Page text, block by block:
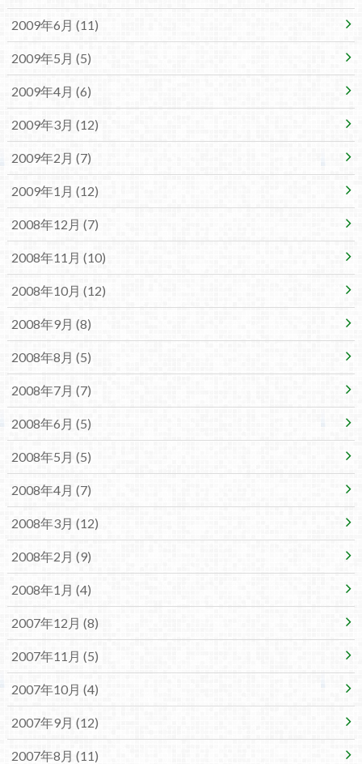
2009年6月 (11)
2009年5月 (5)
2009年4月 (6)
2009年3月 (12)
2009年2月 (7)
2009年1月 (12)
2008年12月 (7)
2008年11月 (10)
2008年10月 (12)
2008年9月 (8)
2008年8月 (5)
2008年7月 (7)
2008年6月 (5)
2008年5月 (5)
2008年4月 (7)
2008年3月 (12)
2008年2月 (9)
2008年1月 (4)
2007年12月 (8)
2007年11月 (5)
2007年10月 (4)
2007年9月 (12)
2007年8月 (11)